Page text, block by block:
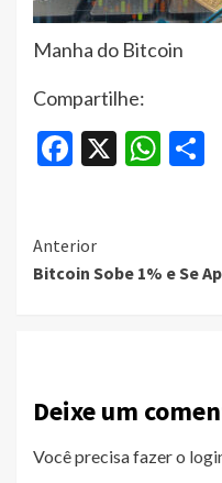
Manha do Bitcoin
Compartilhe:
Facebook
X
Continue
Reading
Anterior
Bitcoin Sobe 1% e Se
Deixe um
Você precisa fazer o